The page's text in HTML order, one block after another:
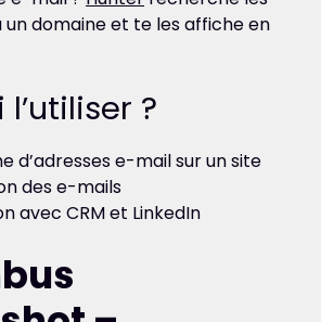
un domaine et te les affiche en
?
d’adresses e-mail sur un site
des e-mails
avec CRM et LinkedIn